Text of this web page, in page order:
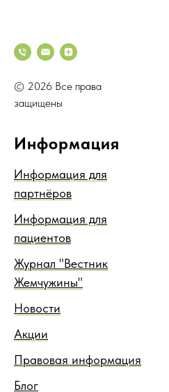
© 2026 Все права
защищены
Информация
Информация для
партнёров
Информация для
пациентов
Журнал "Вестник
Жемчужины"
Новости
Акции
Правовая информация
Блог